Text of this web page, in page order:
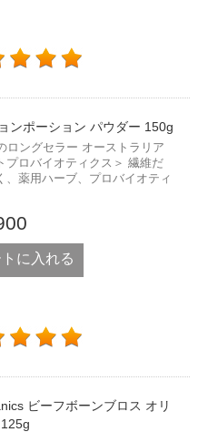
ンポーション パウダー 150g
ロングセラー オーストラリア
プロバイオティクス＞ 繊維だ
、薬用ハーブ、プロバイオティ
に入れる
ビーフボーンブロス オリ